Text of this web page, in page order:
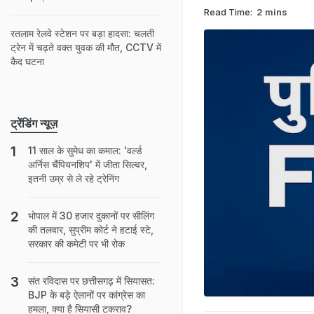
Read Time: 2 mins
रतलाम रेलवे स्टेशन पर बड़ा हादसा: चलती
ट्रेन में चढ़ते वक्त युवक की मौत, CCTV में
कैद घटना
ट्रेंडिंग न्यूज़
11 साल के सुमेध का कमाल: 'वर्ल्ड
अर्निस चैंपियनशिप' में जीता सिल्वर,
इतनी उम्र से ले रहे ट्रेनिंग
भोपाल में 30 हजार दुकानों पर सीलिंग
की तलवार, सुप्रीम कोर्ट ने हटाई स्टे,
सरकार की कमेटी पर भी रोक
संत रविदास पर छत्तीसगढ़ में सियासत:
BJP के बड़े ऐलानों पर कांग्रेस का
हमला, क्या है सियासी टकराव?